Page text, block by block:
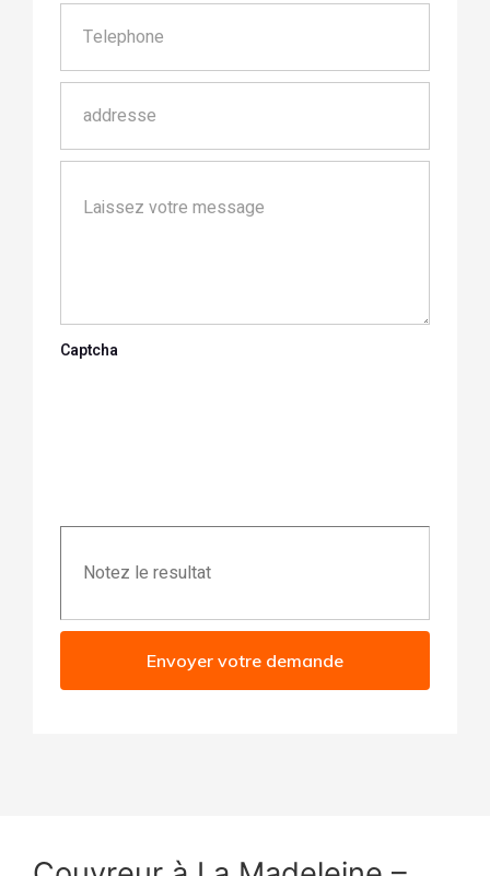
Captcha
Envoyer votre demande